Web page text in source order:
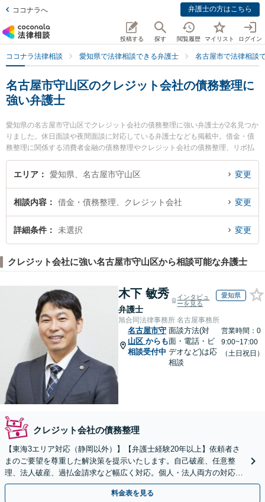
ココナラへ 弁護士の方はこちら
投稿する 探す 閲覧履歴 マイリスト ログイン
ココナラ法律相談 愛知県で法律相談できる弁護士 名古屋市で法律相談
名古屋市守山区のクレジット会社の債務整理に
強い弁護士
愛知県の名古屋市守山区でクレジット会社の債務整理に強い弁護士が2名見つか
りました。休日面談や夜間面談に対応している弁護士なども掲載中。借金・債
務整理に関係する消費者金融の債務整理やクレジット会社の債務整理、リボ払
いの債務整理等の細かな分野での絞り込み検索もでき便利です。特に中村総合
法律事務所の中村 弘人弁護士やみつる法律事務所の山中 千昌弁護士のプロフィ
相談したい』『クレジット会社の債務整理のトラブル解決の実績豊富な近くの
弁護士を検索したい』『初回相談無料でクレジット会社の債務整理を法律相談
できる名古屋市守山区内の弁護士に相談予約したい』などでお困りの相談者さ
エリア 愛知県、名古屋市守山区 変更
相談内容 借金・債務整理、クレジット会社 変更
詳細条件 未選択 変更
クレジット会社に強い名古屋市守山区から相談可能な弁護士
木下 敏秀
弁護士
インタビュ
ーを見る
愛知県
旭合同法律事務所 名古屋事務所
名古屋市守
山区 からも
相談受付中
面談方法(対
面・電話・ビ
デオなど)は応
相談
営業時間：0
9:00~17:00
（土日祝日）
クレジット会社の債務整理
【東海3エリア対応（静岡以外）】【弁護士経験20年以上】依頼者さ
まのご要望を尊重した解決策を提示いたします。自己破産、任意整
理、法人破産、過払金請求など幅広く対応。個人・法人両方の対応が
可能です。【初回面談無料】【完全個室で秘密厳守】
料金表を見る